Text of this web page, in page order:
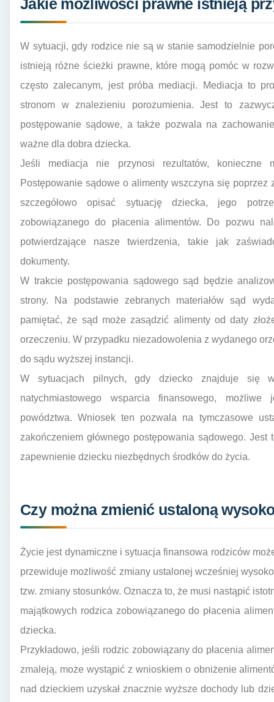
Jakie możliwości prawne istnieją
W sytuacji, gdy rodzice nie są w stanie samodzielnie
istnieją różne ścieżki prawne, które mogą pomóc w
często zalecanym, jest próba mediacji. Mediacja to
stronom w znalezieniu porozumienia. Jest to
postępowanie sądowe, a także pozwala na
ważne dla dobra dziecka.
Jeśli mediacja nie przynosi rezultatów, konieczne
Postępowanie sądowe o alimenty wszczyna się poprzez
szczegółowo opisać sytuację dziecka, jego
zobowiązanego do płacenia alimentów. Do pozwu
potwierdzające nasze twierdzenia, takie jak
dokumenty.
W trakcie postępowania sądowego sąd będzie
strony. Na podstawie zebranych materiałów sąd
pamiętać, że sąd może zasądzić alimenty od daty
orzeczeniu. W przypadku niezadowolenia z wydanego
do sądu wyższej instancji.
W sytuacjach pilnych, gdy dziecko znajduje się
natychmiastowego wsparcia finansowego,
powództwa. Wniosek ten pozwala na tymczasowe
zakończeniem głównego postępowania sądowego.
zapewnienie dziecku niezbędnych środków do życia.
Czy można zmienić ustaloną
Życie jest dynamiczne i sytuacja finansowa rodziców
przewiduje możliwość zmiany ustalonej wcześniej
tzw. zmiany stosunków. Oznacza to, że musi nastąpić
majątkowych rodzica zobowiązanego do płacenia
dziecka.
Przykładowo, jeśli rodzic zobowiązany do płacenia
zmaleją, może wystąpić z wnioskiem o obniżenie
nad dzieckiem uzyskał znacznie wyższe dochody lub